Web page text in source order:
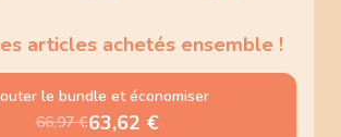
articles achetés ensemble !
le bundle et économiser
66,97 €63,62 €